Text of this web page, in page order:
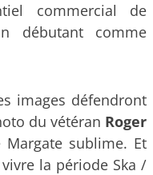
commercial de
débutant comme
images défendront
du vétéran Roger
sublime. Et
la période Ska /